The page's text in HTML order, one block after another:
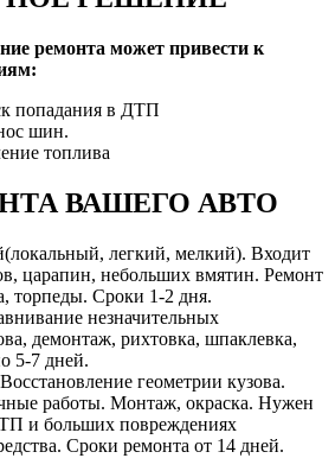
ремонта может привести к
попадания в ДТП
шин.
топлива
ВАШЕГО АВТО
легкий, мелкий). Входит
царапин, небольших вмятин. Ремонт
торпеды. Сроки 1-2 дня.
незначительных
демонтаж, рихтовка, шпаклевка,
5-7 дней.
геометрии кузова.
работы. Монтаж, окраска. Нужен
и больших повреждениях
Сроки ремонта от 14 дней.